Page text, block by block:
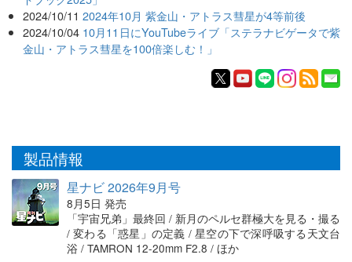
2024/10/11 2024年10月 紫金山・アトラス彗星が4等前後
2024/10/04 10月11日にYouTubeライブ「ステラナビゲータで紫
金山・アトラス彗星を100倍楽しむ！」
製品情報
星ナビ 2026年9月号
8月5日 発売
「宇宙兄弟」最終回 / 新月のペルセ群極大を見る・撮る
/ 変わる「惑星」の定義 / 星空の下で深呼吸する天文台
浴 / TAMRON 12-20mm F2.8 / ほか